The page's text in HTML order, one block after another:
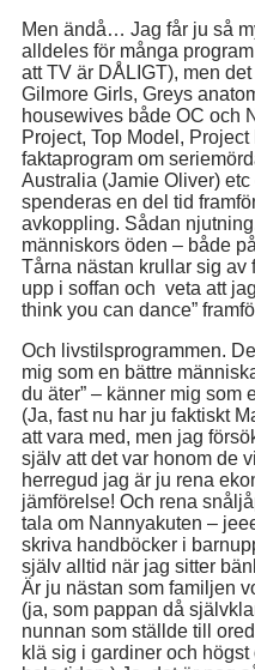
Men ändå… Jag får ju så
alldeles för många
att TV är DÅLIGT), men
Gilmore Girls, Greys
housewives både OC och
Project, Top Model,
faktaprogram om
Australia (Jamie Oliver)
spenderas en del tid
avkoppling. Sådan
människors öden – både
Tårna nästan krullar sig av
upp i soffan och veta att
think you can dance”
Och livstilsprogrammen.
mig som en bättre
du äter” – känner mig som
(Ja, fast nu har ju faktiskt
att vara med, men jag
själv att det var honom de
herregud jag är ju rena
jämförelse! Och rena
tala om Nannyakuten –
skriva handböcker i
själv alltid när jag sitter
Är ju nästan som familjen
(ja, som pappan då
nunnan som ställde till
klä sig i gardiner och